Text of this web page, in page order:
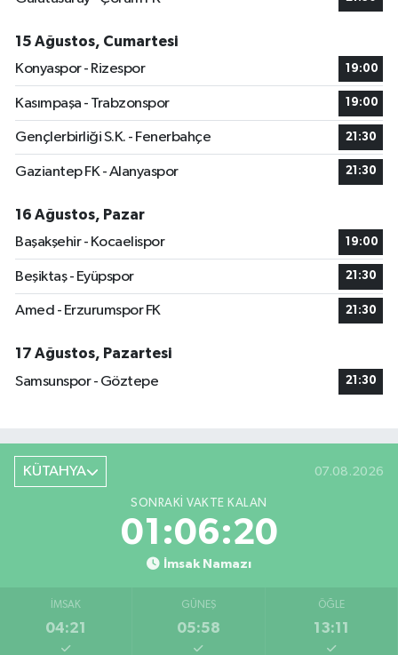
15 Ağustos, Cumartesi
Konyaspor - Rizespor
19:00
Kasımpaşa - Trabzonspor 19:00
Gençlerbirliği S.K. - Fenerbahçe 21:30
Gaziantep FK - Alanyaspor 21:30
16 Ağustos, Pazar
Başakşehir - Kocaelispor
19:00
Beşiktaş - Eyüpspor 21:30
Amed - Erzurumspor FK 21:30
17 Ağustos, Pazartesi
Samsunspor - Göztepe
21:30
KÜTAHYA 07.08.2026
SONRAKI VAKTE KALAN
01:06:19
İmsak Namazı
İMSAK
04:21
GÜNEŞ
05:58
ÖĞLE
13:11